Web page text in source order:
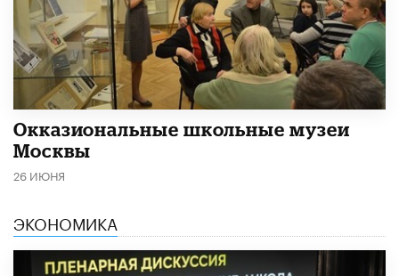
​Окказиональные школьные музеи
Москвы
26 ИЮНЯ
ЭКОНОМИКА